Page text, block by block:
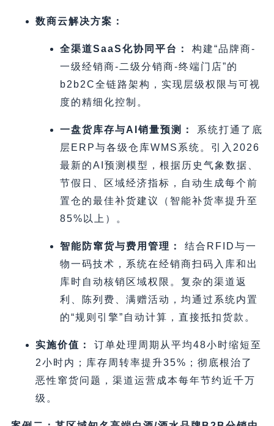
数商云解决方案：
全渠道SaaS化协同平台：
构建“品牌商-
一级经销商-二级分销商-终端门店”的
b2b2C全链路架构，实现层级权限与可视
度的精细化控制。
一盘货库存与AI销量预测：
系统打通了底
层ERP与各级仓库WMS系统。引入2026
最新的AI预测模型，根据历史气象数据、
节假日、区域经济指标，自动生成每个前
置仓的最佳补货建议（智能补货率提升至
85%以上）。
智能防窜货与费用管理：
结合RFID与一
物一码技术，系统在经销商扫码入库和出
库时自动核销区域权限。复杂的渠道返
利、陈列费、满赠活动，均通过系统内置
的“规则引擎”自动计算，直接抵扣货款。
实施价值：
订单处理周期从平均48小时缩短至
2小时内；库存周转率提升35%；彻底根治了
恶性窜货问题，渠道运营成本每年节约近千万
级。